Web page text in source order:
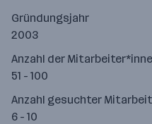
Gründungsjahr
2003
Anzahl der
51 - 100
Anzahl gesuchter
6 - 10